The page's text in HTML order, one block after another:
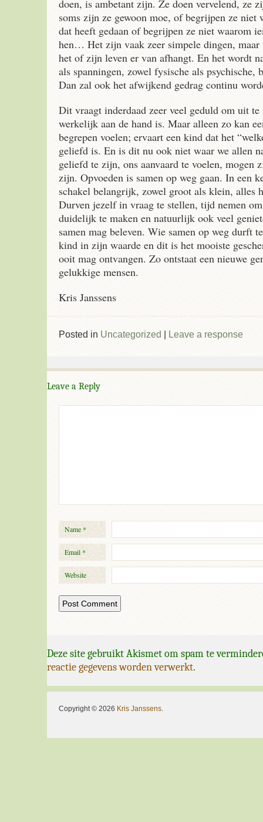
doen, is ambetant zijn. Ze doen vervelend, ze
soms zijn ze gewoon moe, of begrijpen ze niet
dat heeft gedaan of begrijpen ze niet waarom
hen… Het zijn vaak zeer simpele dingen,
het of zijn leven er van afhangt. En het wordt
als spanningen, zowel fysische als psychische,
Dan zal ook het afwijkend gedrag continu
Dit vraagt inderdaad zeer veel geduld om uit te
werkelijk aan de hand is. Maar alleen zo kan
begrepen voelen; ervaart een kind dat het
geliefd is. En is dit nu ook niet waar we allen
geliefd te zijn, ons aanvaard te voelen, mogen
zijn. Opvoeden is samen op weg gaan. In een
schakel belangrijk, zowel groot als klein, alles
Durven jezelf in vraag te stellen, tijd nemen
duidelijk te maken en natuurlijk ook veel
samen mag beleven. Wie samen op weg durft
kind in zijn waarde en dit is het mooiste
ooit mag ontvangen. Zo ontstaat een nieuwe
gelukkige mensen.
Kris Janssens
Posted in Uncategorized Leave a response
Leave a Reply
Name*
Email *
Website
Deze site gebruikt Akismet om spam te
reactie gegevens worden verwerkt.
Copyright © 2026 Kris Janssens.